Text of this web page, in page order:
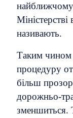
називають.
Таким
процедуру
більш
дорожньо-
зменшиться.